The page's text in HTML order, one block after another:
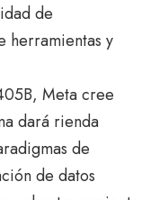
de
herramientas y
Meta cree
dará rienda
de
de datos